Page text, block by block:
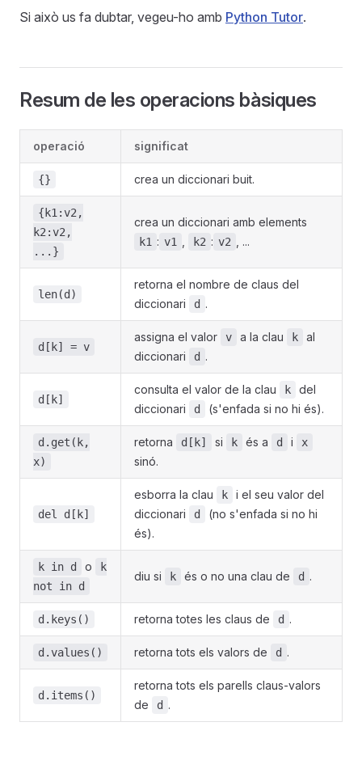
Si això us fa dubtar, vegeu-ho amb Python Tutor.
Resum de les operacions bàsiques
operació significat
{} crea un diccionari buit.
{k1:v2,
k2:v2,
...}
crea un diccionari amb elements
k1 : v1 k2 : v2 , ...
len(d)
retorna el nombre de claus del
diccionari
d .
d[k] = v
assigna el valor v a la clau k
al
diccionari
d .
d[k]
consulta el valor de la clau k
del
diccionari
d (s'enfada si no hi és).
d.get(k,
x)
retorna d[k] si k és a d i x
sinó.
del d[k]
esborra la clau k
i el seu valor del
diccionari
d
(no s'enfada si no hi
és).
k in d o
k
not in d
diu si k és o no una clau de d .
d.keys() retorna totes les claus de d .
d.values() retorna tots els valors de d .
d.items()
retorna tots els parells claus-valors
de
d .